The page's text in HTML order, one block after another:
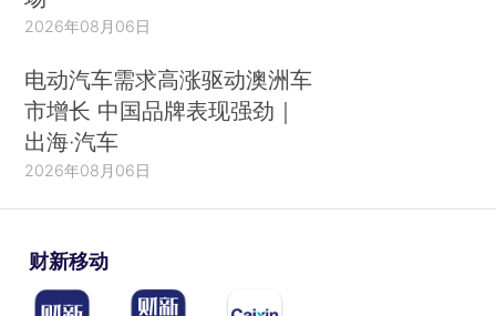
2026年08月06日
电动汽车需求高涨驱动澳洲车
市增长 中国品牌表现强劲｜
出海·汽车
2026年08月06日
财新移动